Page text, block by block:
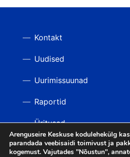
Kontakt
Uudised
Uurimissuunad
Raportid
Üritused
Videod
Arenguseire Keskuse kodulehekülg
parandada veebisaidi toimivust ja
kogemust. Vajutades "Nõustun",